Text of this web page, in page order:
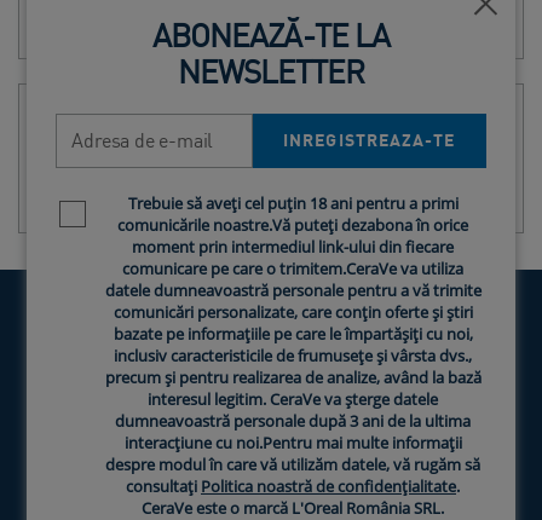
ABONEAZĂ-TE LA
NEWSLETTER
INREGISTREAZA-TE
Newsletter policy
Trebuie să aveți cel puțin 18 ani pentru a primi
comunicările noastre.Vă puteți dezabona în orice
moment prin intermediul link-ului din fiecare
comunicare pe care o trimitem.CeraVe va utiliza
datele dumneavoastră personale pentru a vă trimite
comunicări personalizate, care conțin oferte și știri
bazate pe informațiile pe care le împartășiți cu noi,
inclusiv caracteristicile de frumusețe și vârsta dvs.,
precum și pentru realizarea de analize, având la bază
interesul legitim. CeraVe va șterge datele
dumneavoastră personale după 3 ani de la ultima
interacțiune cu noi.Pentru mai multe informații
despre modul în care vă utilizăm datele, vă rugăm să
consultați Politica noastră de confidențialitate.
CeraVe este o marcă L'Oreal România SRL.
PRODUSELE NOASTRE
INGREDIENTE CERAVE
SFATURI PENTRU INGRIJIREA PIELII